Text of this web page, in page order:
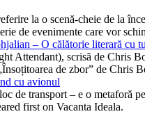
la o scenă-cheie de la
de evenimente care vor
– O călătorie literară cu
Attendant), scrisă de Chris
de zbor” de
cu avionul
de transport – e o metaforă
first on Vacanta Ideala.